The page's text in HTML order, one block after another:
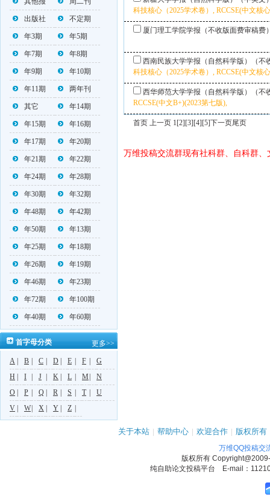
出版社 不定期
年3期 年5期
年7期 年8期
年9期 年10期
年11期 两年刊
其它 年14期
年15期 年16期
年17期 年20期
年21期 年22期
年24期 年28期
年30期 年32期
年48期 年42期
年50期 年13期
年25期 年18期
年26期 年19期
年46期 年23期
年72期 年100期
年40期 年60期
首字母分类 更多>>
A B C D E F
G
H
I J K L M
N
O
P Q R S T
U
V
W X Y Z
科技核心（2025学术卷）, RCCSE(中文核
厦门理工学院学报（不收版面费审稿
西南民族大学学报（自然科学版）（
科技核心（2025学术卷）, RCCSE(中文核
西华师范大学学报（自然科学版）（
RCCSE(中文B+)(2023第七版),
首页 上一页 1[2][3][4][5]下一页尾页
万维投稿交流群现有社科群、自科群
关于本站 | 帮助中心 | 欢迎合作 | 版权所有
万维QQ投稿交
版权所有
纯自助论文投稿平台 E-mail：